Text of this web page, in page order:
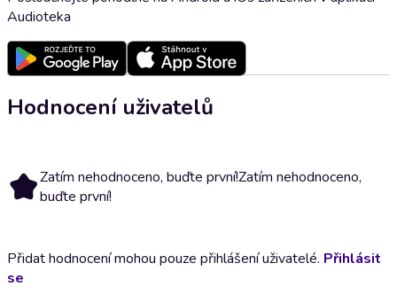
Audioteka
Hodnocení uživatelů
Zatím nehodnoceno, buďte první!Zatím nehodnoceno,
buďte první!
Přidat hodnocení mohou pouze přihlášení uživatelé. Přihlásit
se